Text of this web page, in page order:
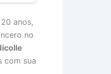
anos,
no
com sua